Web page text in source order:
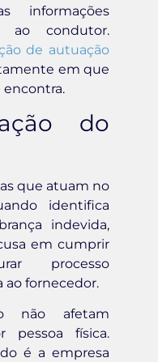
informações
ao condutor.
de autuação
em que
encontra.
do
que atuam no
identifica
indevida,
em cumprir
processo
ao fornecedor.
não afetam
pessoa física.
é a empresa